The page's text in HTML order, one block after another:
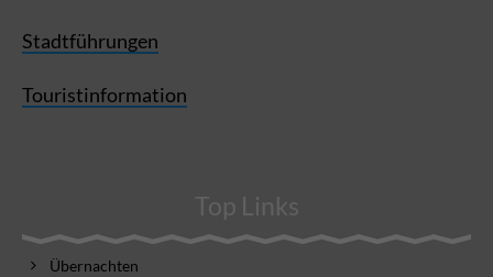
Stadtführungen
Touristinformation
Top Links
Übernachten